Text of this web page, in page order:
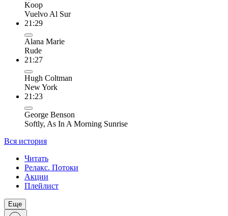
Koop
Vuelvo Al Sur
21:29
Alana Marie
Rude
21:27
Hugh Coltman
New York
21:23
George Benson
Softly, As In A Morning Sunrise
Вся история
Читать
Релакс. Потоки
Акции
Плейлист
Еще